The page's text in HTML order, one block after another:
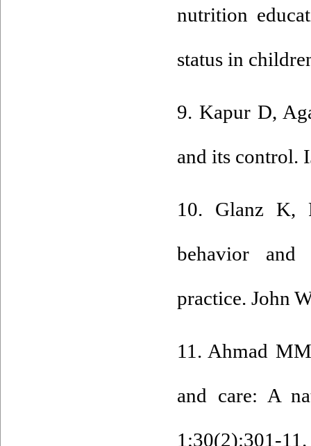
nutrition
status in
9. Kapur D,
and its control.
10. Glanz K,
behavior and
practice. John
11. Ahmad
and care: A
1;30(2):301-11.